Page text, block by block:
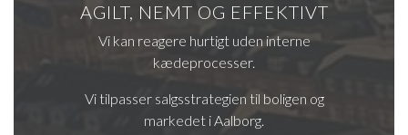
AGILT, NEMT OG EFFEKTIVT
Vi kan reagere hurtigt uden interne
kædeprocesser.
Vi tilpasser salgsstrategien til boligen og
markedet i Aalborg.